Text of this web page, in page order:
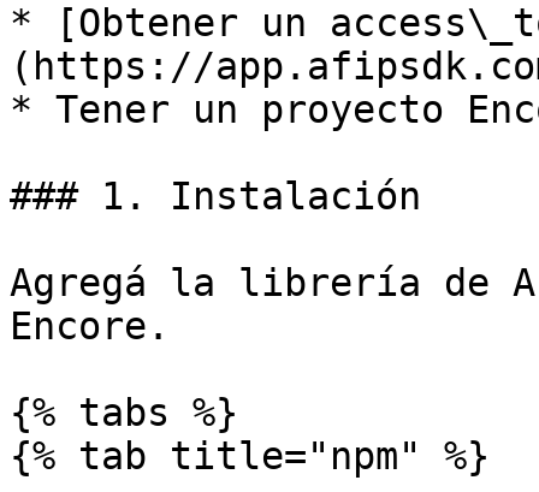
* [Obtener un
(https://
* Tener un proyecto
### 1. Instalación
Agregá la librería de
Encore.
{% tabs %}
{% tab title="npm" %}